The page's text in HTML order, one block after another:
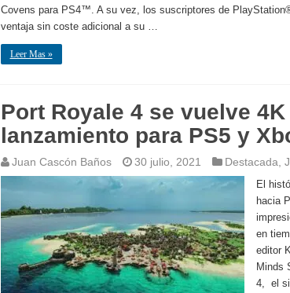
Covens para PS4™. A su vez, los suscriptores de
ventaja sin coste adicional a su …
Leer Mas »
Port Royale 4 se vuelve
lanzamiento para PS5 y
Juan Cascón Baños 30 julio, 2021 Destacada
El
hacia
en
editor
Minds
4, el